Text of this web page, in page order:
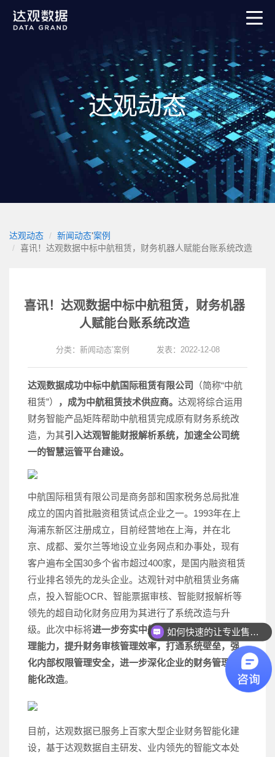
达观动态
达观动态 新闻动态’案例
喜讯！达观数据中标中航租赁，财务机器人赋能台账系统改造
喜讯！达观数据中标中航租赁，财务机器
人赋能台账系统改造
分类： 新闻动态’案例 发表：2022-12-08
达观数据成功中标中航国际租赁有限公司
（简称“中航
租赁”）
，成为中航租赁技术供应商。 达观将综合运用
财务智能产品矩阵帮助中航租赁完成原有财务系统改
造，为其引入达观智能财报解析系统，加速全公司统
一的智慧运管平台建设。
中航国际租赁有限公司是商务部和国家税务总局批准
成立的国内首批融资租赁试点企业之一。1993年在上
海浦东新区注册成立，目前经营地在上海，并在北
京、成都、爱尔兰等地设立业务网点和办事处，现有
客户遍布全国30多个省市超过400家，是国内融资租赁
行业排名领先的龙头企业。达观针对中航租赁业务痛
点，投入智能OCR、智能票据审核、智能财报解析等
领先的超自动化财务应用为其进行了系统改造与升
级。此次中标将进一步夯实中航租赁公司内部运营管
理能力，提升财务审核管理效率，打通系统壁垒，强
化内部权限管理安全，进一步深化企业的财务管理智
能化改造。
目前，达观数据已服务上百家大型企业财务智能化建
设，基于达观数据自主研发、业内领先的智能文本处
如何快速的让专业售前联系我？